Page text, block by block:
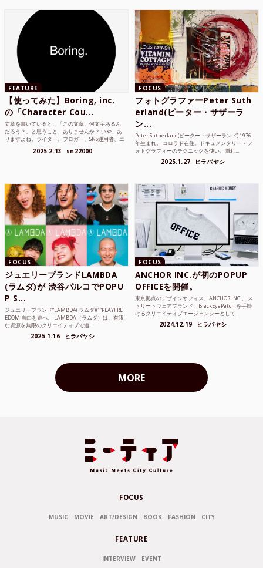
FEATURE
【使ってみた】Boring, inc.
の「Character Cou...
文章を書いていると、「この文章、何文字あるん
だろう？」と思うこと、ありませんか？ いや、あ
りますよね。ライター、ブロガー、SNS運用者、エ
2025.2.13 sn22000
FOCUS
フォトグラファーPeter Suth
erland(ピーター・サザーラ
ン...
Peter Sutherland(ピーター・サザーランド) 1976
年生まれ。 コロラド在住。ドキュメンタリー・フ
ォトグラフィーのテクニックを使い、隠れ...
2025.1.27 ヒラバヤシ
FOCUS
ジュエリーブランドLAMBDA
(ラムダ)が 渋谷パルコでPOPU
P S...
ジュエリーブランド“LAMBDA( ラムダ))” “PLAYFRE
EDOM 自由を遊べ。 LAMBDA（ラムダ）は、有限
な資源を無限のクリエイティブで追...
2025.1.16 ヒラバヤシ
FOCUS
ANCHOR INC.が初のPOPUP
OFFICEを開催。
東京拠点のデザインオフィス、ANCHOR INC.。 ス
トリートウェアブランド、BlackEyePatch を手掛
けるクリエイティブエージェンシーとして...
2024.12.19 ヒラバヤシ
MORE
FOCUS
MUSIC MOVIE ART/DESIGN BOOK FASHION CITY
FEATURE
INTERVIEW EVENT